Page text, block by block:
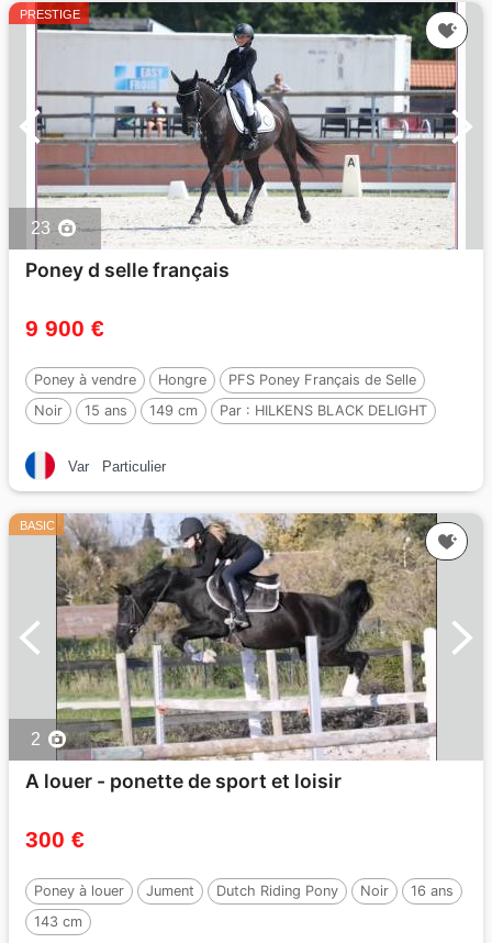
PRESTIGE
23
Poney d selle français
9 900 €
Poney à vendre Hongre
PFS Poney Français de Selle
Noir
15 ans 149 cm Par : HILKENS BLACK DELIGHT
Var Particulier
BASIC
2
A louer - ponette de sport et loisir
300 €
Poney à louer Jument Dutch Riding Pony Noir
16 ans
143 cm